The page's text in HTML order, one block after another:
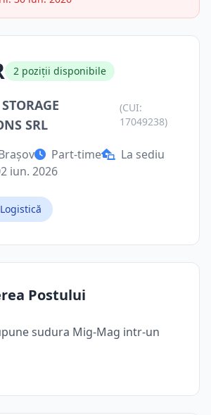
2 poziții disponibile
SRL
(CUI:
17049238)
Part-time
La sediu
iun. 2026
Postului
sudura Mig-Mag intr-un